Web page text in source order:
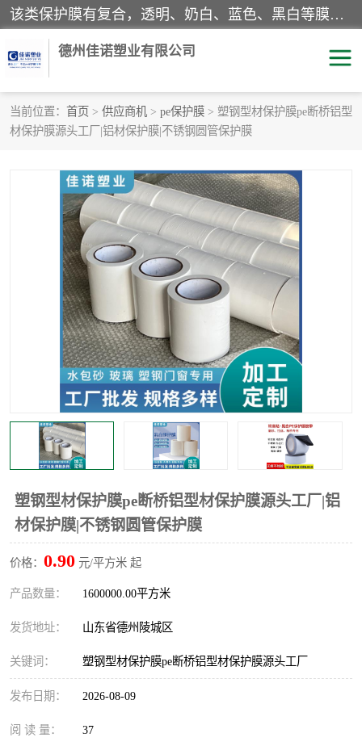
该类保护膜有复合，透明、奶白、蓝色、黑白等膜型。特高粘，高粘，中高粘，中粘，中低粘，低粘等。对于不同的粘力要求有相应的产品相适配。无胶渍残留污染。在较宽的收卷幅度下平整无皱纹，收卷长度大，利于机械化及自动化施工粘贴。为您的产品提供的表面保护解决方案。 产品广泛适用于：铝材、不锈钢、金属、塑料、电子、家电、家具、玻璃、化工材料、装饰材料等。
德州佳诺塑业有限公司
当前位置： 首页 > 供应商机 > pe保护膜 > 塑钢型材保护膜pe断桥铝型
材保护膜源头工厂|铝材保护膜|不锈钢圆管保护膜
塑钢型材保护膜pe断桥铝型材保护膜源头工厂|铝
材保护膜|不锈钢圆管保护膜
价格： 0.90 元/平方米 起
产品数量： 1600000.00平方米
发货地址： 山东省德州陵城区
关键词： 塑钢型材保护膜pe断桥铝型材保护膜源头工厂
发布日期： 2026-08-09
阅 读 量： 37
pe保护膜 包装膜
地毯保护膜 家具保护膜
拉伸缠绕膜 透明保护膜
黑白保护膜 乳白保护膜
明蓝保护膜 纯黑保护膜
印字保护膜 彩钢板保护膜
不绣钢板保护膜 两边上胶保护膜
窗缝阻风胶带 铝板保护膜
不锈钢板保护膜 一次性隔离膜